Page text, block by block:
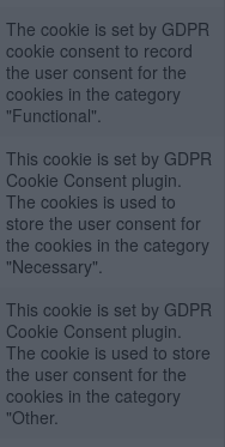
The cookie is set by GDPR
cookie consent to record
the user consent for the
cookies in the category
"Functional".
This cookie is set by GDPR
Cookie Consent plugin.
The cookies is used to
store the user consent for
the cookies in the category
"Necessary".
This cookie is set by GDPR
Cookie Consent plugin.
The cookie is used to store
the user consent for the
cookies in the category
"Other.